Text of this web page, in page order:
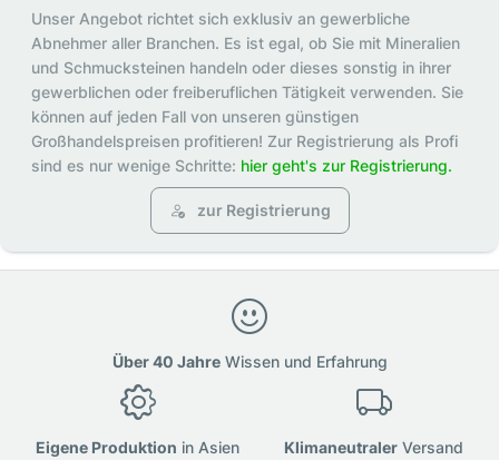
Unser Angebot richtet sich exklusiv an gewerbliche
Abnehmer aller Branchen. Es ist egal, ob Sie mit Mineralien
und Schmucksteinen handeln oder dieses sonstig in ihrer
gewerblichen oder freiberuflichen Tätigkeit verwenden. Sie
können auf jeden Fall von unseren günstigen
Großhandelspreisen profitieren! Zur Registrierung als Profi
sind es nur wenige Schritte: hier geht's zur Registrierung.
zur Registrierung
Über 40 JahreWissen und Erfahrung
Eigene Produktion in Asien Klimaneutraler Versand